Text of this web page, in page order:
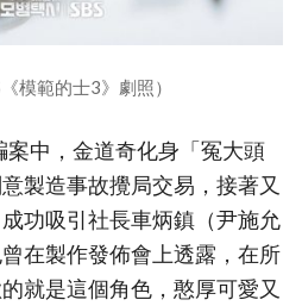
《模範的士3》劇照）
案中，金道奇化身「冤大頭
製造事故攪局交易，接著又
功吸引社長車炳鎮（尹施允
在製作發佈會上透露，在所
就是這個角色，憨厚可愛又